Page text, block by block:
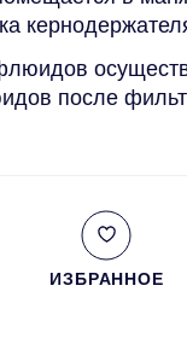
после
ИЗБРАННОЕ